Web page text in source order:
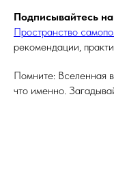
Подписывайтесь на
Пространство
рекомендации,
Помните: Вселенная
что именно.